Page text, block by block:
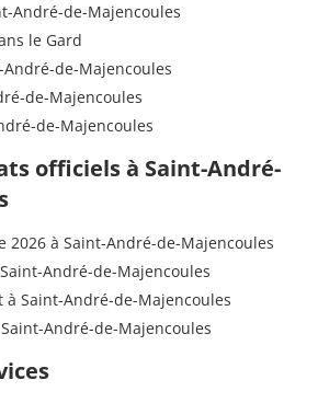
André-de-Majencoules
le Gard
de-Majencoules
de-Majencoules
de-Majencoules
officiels à Saint-André-
2026 à Saint-André-de-Majencoules
André-de-Majencoules
à Saint-André-de-Majencoules
André-de-Majencoules